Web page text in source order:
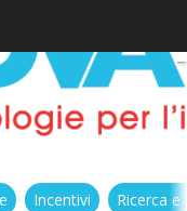
Incentivi Ricerca